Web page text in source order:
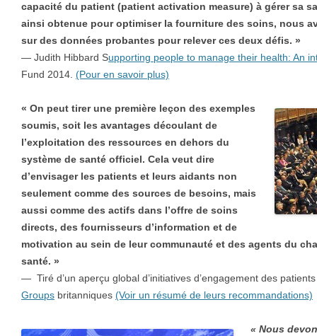
capacité du patient (patient activation measure) à gérer sa
ainsi obtenue pour optimiser la fourniture des soins, nous
sur des données probantes pour relever ces deux défis. »
— Judith Hibbard Supporting people to manage their health: An
Fund 2014. (Pour en savoir plus)
« On peut tirer une première leçon des exemples
soumis, soit les avantages découlant de
l’exploitation des ressources en dehors du
système de santé officiel. Cela veut dire
d’envisager les patients et leurs aidants non
seulement comme des sources de besoins, mais
aussi comme des actifs dans l’offre de soins
directs, des fournisseurs d’information et de
motivation au sein de leur communauté et des agents du
santé. »
— Tiré d’un aperçu global d’initiatives d’engagement des
Groups britanniques (Voir un résumé de leurs recommandations)
« Nous